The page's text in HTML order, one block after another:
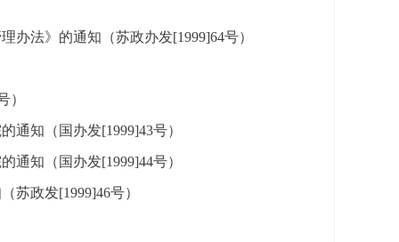
办法》的通知（苏政办发[1999]64号）
）
通知（国办发[1999]43号）
通知（国办发[1999]44号）
苏政发[1999]46号）